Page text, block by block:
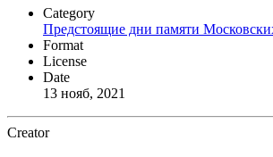
Category
Предстоящие дни памяти
Format
License
Date
13 нояб, 2021
Creator